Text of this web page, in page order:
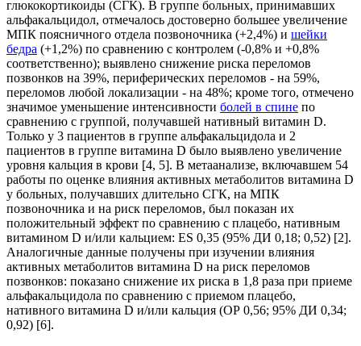
глюкокортикоиды (СГК). В группе больных, принимавших
альфакальцидол, отмечалось достоверно большее увеличение
МПК поясничного отдела позвоночника (+2,4%) и шейки
бедра (+1,2%) по сравнению с контролем (-0,8% и +0,8%
соответственно); выявлено снижение риска переломов
позвонков на 39%, периферических переломов - на 59%,
переломов любой локализации - на 48%; кроме того, отмечено
значимое уменьшение интенсивности болей в спине по
сравнению с группой, получавшей нативный витамин D.
Только у 3 пациентов в группе альфакальцидола и 2
пациентов в группе витамина D было выявлено увеличение
уровня кальция в крови [4, 5]. В метаанализе, включавшем 54
работы по оценке влияния активных метаболитов витамина D
у больных, получавших длительно СГК, на МПК
позвоночника и на риск переломов, был показан их
положительный эффект по сравнению с плацебо, нативным
витамином D и/или кальцием: ES 0,35 (95% ДИ 0,18; 0,52) [2].
Аналогичные данные получены при изучении влияния
активных метаболитов витамина D на риск переломов
позвонков: показано снижение их риска в 1,8 раза при приеме
альфакальцидола по сравнению с приемом плацебо,
нативного витамина D и/или кальция (ОР 0,56; 95% ДИ 0,34;
0,92) [6].